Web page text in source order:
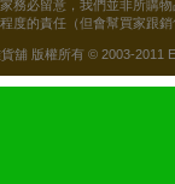
務必留意，我們並非所購
度的責任（但會幫買家跟
舖 版權所有 © 2003-2011